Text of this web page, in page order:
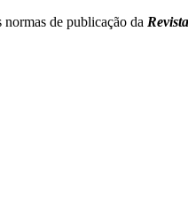
de publicação da